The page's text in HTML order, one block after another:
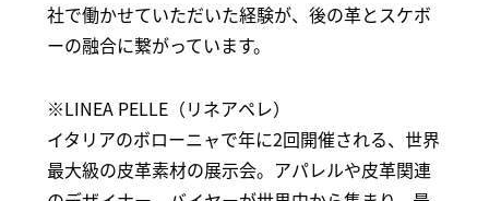
社で働かせていただいた経験が、後の革とスケボ
ーの融合に繋がっています。
※LINEA PELLE（リネアペレ）
イタリアのボローニャで年に2回開催される、世界
最大級の皮革素材の展示会。アパレルや皮革関連